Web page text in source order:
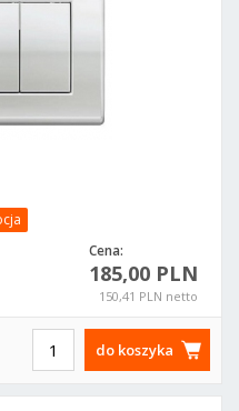
Cena:
185,00 PLN
150,41 PLN netto
do koszyka